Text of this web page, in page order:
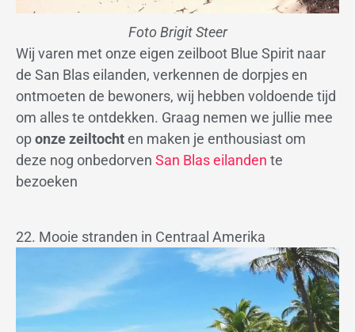
Foto Brigit Steer
Wij varen met onze eigen zeilboot Blue Spirit naar
de San Blas eilanden, verkennen de dorpjes en
ontmoeten de bewoners, wij hebben voldoende tijd
om alles te ontdekken. Graag nemen we jullie mee
oponze zeiltochten maken je enthousiast om
deze nog onbedorven San Blas eilanden te
bezoeken
22. Mooie stranden in Centraal Amerika